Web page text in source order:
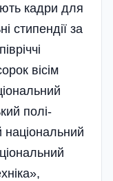
кадри для
стипендії за
вісім
полі­
національний